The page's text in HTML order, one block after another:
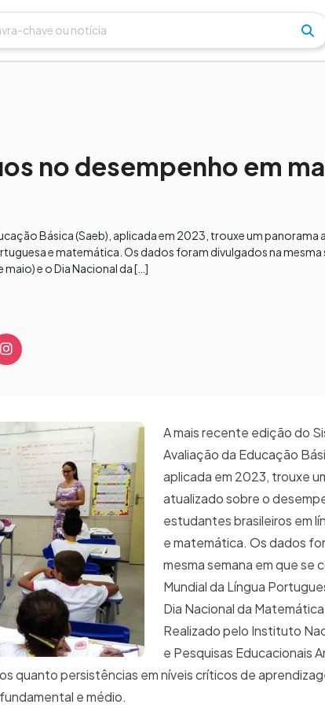
no desempenho em
Básica (Saeb), aplicada em 2023, trouxe um panorama
e matemática. Os dados foram divulgados na mesma
e o Dia Nacional da […]
A mais recente edição do
Avaliação da Educação
aplicada em 2023, trouxe
atualizado sobre o
estudantes brasileiros em
e matemática. Os dados
mesma semana em que se
Mundial da Língua
Dia Nacional da
Realizado pelo Instituto
e Pesquisas Educacionais
quanto persistências em níveis críticos de
e médio.